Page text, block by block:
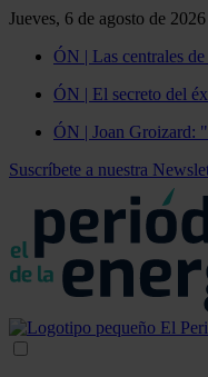
Jueves, 6 de agosto de 2026
ÓN | Las centrales
ÓN | El secreto del
ÓN | Joan Groizard:
Suscríbete a nuestra